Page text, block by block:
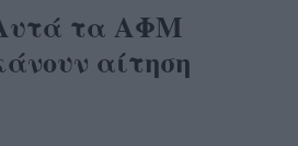
Αυτά τα ΑΦΜ
αίτηση